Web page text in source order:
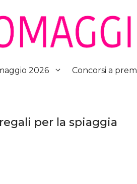
2026 Concorsi a
per la spiaggia